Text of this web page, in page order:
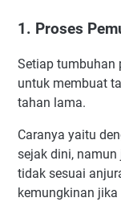
1. Proses
Setiap tumbuhan
untuk membuat
tahan lama.
Caranya yaitu
sejak dini,
tidak sesuai
kemungkinan